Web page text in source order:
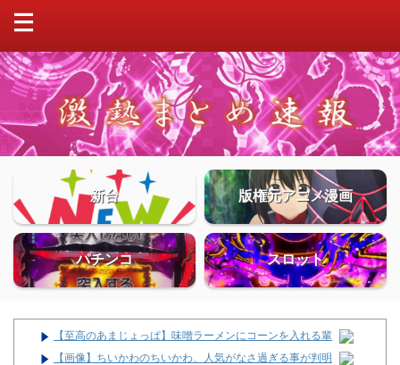
新台 版権元アニメ漫画
パチンコ スロット
【至高のあまじょっぱ】味噌ラーメンにコーンを入れる輩
【画像】ちいかわのちいかわ、人気がなさ過ぎる事が判明